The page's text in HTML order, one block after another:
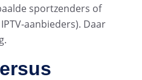
sportzenders of
aanbieders). Daar